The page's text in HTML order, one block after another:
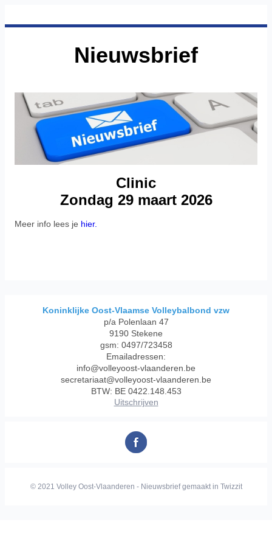
Nieuwsbrief
Clinic
Zondag 29 maart 2026
Meer info lees je hier.
Koninklijke Oost-Vlaamse Volleybalbond vzw
p/a Polenlaan 47
9190 Stekene
gsm: 0497/723458
Emailadressen:
info@volleyoost-vlaanderen.be
secretariaat@volleyoost-vlaanderen.be
BTW: BE 0422.148.453
Uitschrijven
© 2021 Volley Oost-Vlaanderen - Nieuwsbrief gemaakt in Twizzit